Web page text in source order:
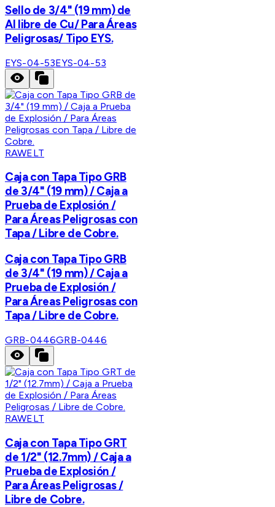
Sello de 3/4" (19 mm) de
Al libre de Cu/ Para Áreas
Peligrosas/ Tipo EYS.
EYS-04-53EYS-04-53
RAWELT
Caja con Tapa Tipo GRB
de 3/4" (19 mm) / Caja a
Prueba de Explosión /
Para Áreas Peligrosas con
Tapa / Libre de Cobre.
Caja con Tapa Tipo GRB
de 3/4" (19 mm) / Caja a
Prueba de Explosión /
Para Áreas Peligrosas con
Tapa / Libre de Cobre.
GRB-0446GRB-0446
RAWELT
Caja con Tapa Tipo GRT
de 1/2" (12.7mm) / Caja a
Prueba de Explosión /
Para Áreas Peligrosas /
Libre de Cobre.